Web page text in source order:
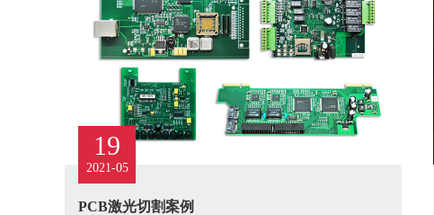
19
2021-05
PCB激光切割案例